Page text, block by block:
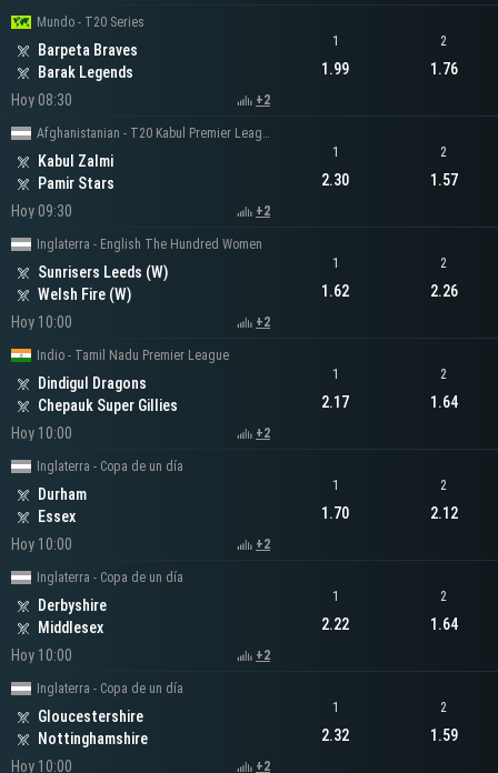
Mundo - T20 Series
Barpeta Braves
Barak Legends
Hoy 08:30
+2
1
1.99
2
1.76
Afghanistanian - T20 Kabul Premier League
Kabul Zalmi
Pamir Stars
Hoy 09:30
+2
1
2.30
2
1.57
Inglaterra - English The Hundred Women
Sunrisers Leeds (W)
Welsh Fire (W)
Hoy 10:00
+2
1
1.62
2
2.26
Indio - Tamil Nadu Premier League
Dindigul Dragons
Chepauk Super Gillies
Hoy 10:00
+2
1
2.17
2
1.64
Inglaterra - Copa de un día
Durham
Essex
Hoy 10:00
+2
1
1.70
2
2.12
Inglaterra - Copa de un día
Derbyshire
Middlesex
Hoy 10:00
+2
1
2.22
2
1.64
Inglaterra - Copa de un día
Gloucestershire
Nottinghamshire
Hoy 10:00
+2
1
2.32
2
1.59